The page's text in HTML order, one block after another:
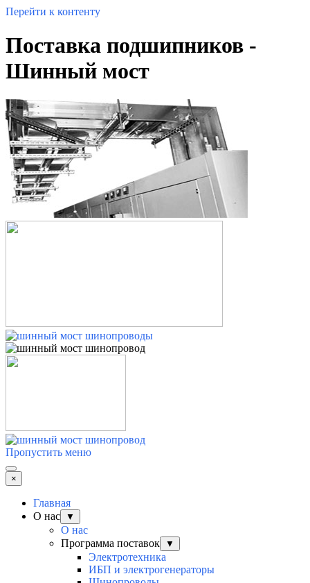
Перейти к контенту
Поставка подшипников -
Шинный мост
Пропустить меню
×
Главная
О нас
▼
О нас
Программа поставок
▼
Электротехника
ИБП и электрогенераторы